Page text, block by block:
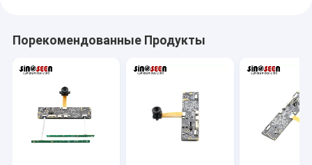
Порекомендованные Продукты